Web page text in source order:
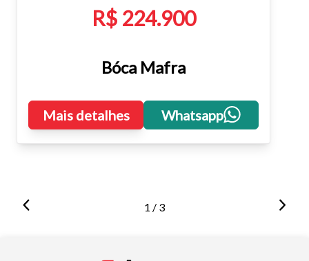
R$ 224.900
Bóca Mafra
Mais detalhes Whatsapp
1 / 3